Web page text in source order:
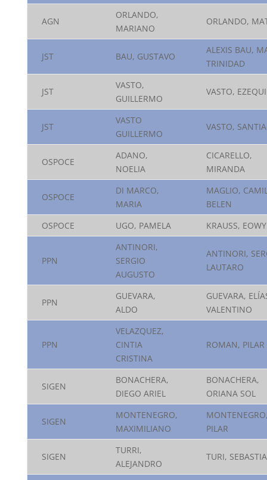
AGN
ORLANDO,
MARIANO
ORLANDO,
JST BAU, GUSTAVO
ALEXIS BAU,
TRINIDAD
JST
VASTO,
GUILLERMO
VASTO,
JST
VASTO
GUILLERMO
VASTO,
OSPOCE
ADANO,
NOELIA
CICARELLO,
MIRANDA
OSPOCE
DI MARCO,
MARIA
MAGLIO,
BELEN
OSPOCE
UGO, PAMELA KRAUSS,
PPN
ANTINORI,
SERGIO
AUGUSTO
ANTINORI,
LAUTARO
PPN
GUEVARA,
ALDO
GUEVARA,
VALENTINO
PPN
VELAZQUEZ,
CINTIA
CRISTINA
ROMAN, PILAR
SIGEN
BONACHERA,
DIEGO ARIEL
BONACHERA,
ORIANA SOL
SIGEN
MONTENEGRO,
MAXIMILIANO
PILAR
SIGEN
TURRI,
ALEJANDRO
TURI,